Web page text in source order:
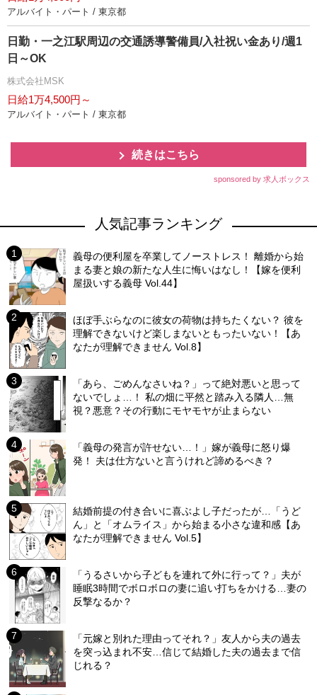
アルバイト・パート / 東京都
日勤・一之江駅周辺の交通誘導警備員/入社祝い金あり/週1
日～OK
株式会社MSK
日給1万4,500円～
アルバイト・パート / 東京都
続きはこちら
sponsored by 求人ボックス
人気記事ランキング
義母の便利屋を卒業してノーストレス！ 離婚から始
まる妻と娘の新たな人生に悔いはなし！【嫁を便利
屋扱いする義母 Vol.44】
ほぼ手ぶらなのに彼女の荷物は持ちたくない？ 彼を
理解できないけど楽しまないともったいない！【あ
なたが理解できません Vol.8】
「あら、ごめんなさいね？」って絶対悪いと思って
ないでしょ…！ 私の畑に平然と踏み入る隣人…無
視？悪意？その行動にモヤモヤが止まらない
「義母の発言が許せない…！」嫁が義母に怒り爆
発！ 夫は仕方ないと言うけれど諦めるべき？
結婚前提の付き合いに喜ぶよし子だったが…「うど
ん」と「オムライス」から始まる小さな違和感【あ
なたが理解できません Vol.5】
「うるさいから子どもを連れて外に行って？」夫が
睡眠3時間でボロボロの妻に追い打ちをかける…妻の
反撃なるか？
「元嫁と別れた理由ってそれ？」友人から夫の過去
を突っ込まれ不安…信じて結婚した夫の過去まで信
じれる？